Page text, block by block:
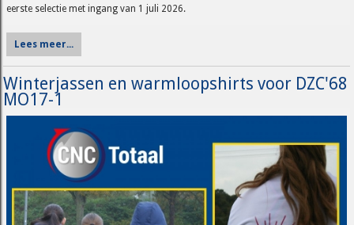
eerste selectie met ingang van 1 juli 2026.
Lees meer...
Winterjassen en warmloopshirts voor DZC'68
MO17-1